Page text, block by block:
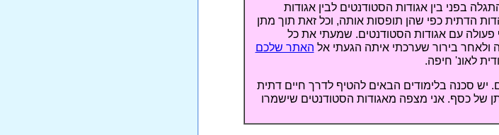
בפני בין אגודות הסטודנטים לבין אגודות
הדתית כפי שהן תופסות אותה, וכל זאת תוך מתן
($900) ותוך שיתוף פעולה עם אגודות הסטודנטים. שמעתי את כל
ולאחר בירור שערכתי איתה הגעתי אל האתר שלכם
לאונ' חיפה.
יש סכנה בלימודים הבאים להטיף לדרך חיים דתית
של כסף. אני מצפה מאגודות הסטודנטים שישמרו